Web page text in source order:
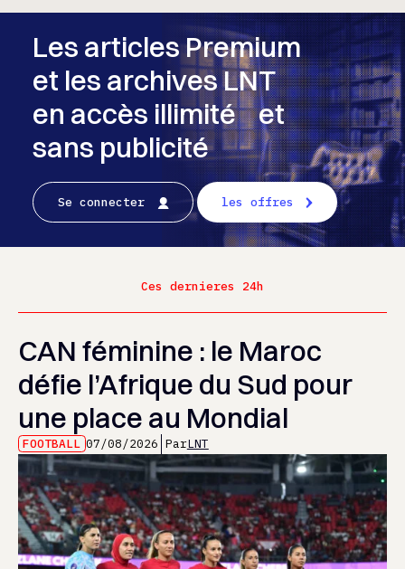
Les articles Premium
et les archives LNT
en accès illimité et
sans publicité
Se connecter les offres
Ces dernieres 24h
CAN féminine : le Maroc
défie l’Afrique du Sud pour
une place au Mondial
FOOTBALL 07/08/2026 ParLNT